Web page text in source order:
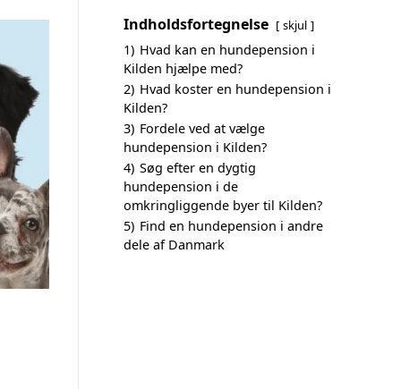
Indholdsfortegnelse skjul
1) Hvad kan en hundepension i
Kilden hjælpe med?
2) Hvad koster en hundepension i
Kilden?
3) Fordele ved at vælge
hundepension i Kilden?
4) Søg efter en dygtig
hundepension i de
omkringliggende byer til Kilden?
5) Find en hundepension i andre
dele af Danmark